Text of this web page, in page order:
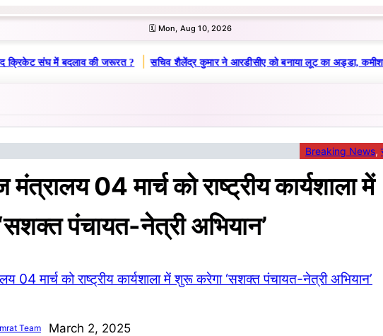
🗓️ Mon, Aug 10, 2026
क्रिकेट संघ में बदलाव की जरूरत ? | सचिव शैलेंद्र कुमार ने आरडीसीए को बनाया लूट का अड्डा,
Breaking News,
मंत्रालय 04 मार्च को राष्ट्रीय कार्यशाला में
पंचायत-नेत्री अभियान’
Team March 2, 2025